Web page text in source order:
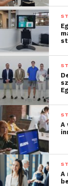
biztosít, és
számára a
szükség
kockázati tőke
További friss
Csatlakozzon
A
A